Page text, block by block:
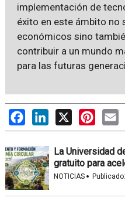
implementación de
éxito en este ámbito no
económicos sino
contribuir a un mundo
para las futuras
FacebookLinkedIn
X
La Universidad
gratuito para
NOTICIAS · Publicado: